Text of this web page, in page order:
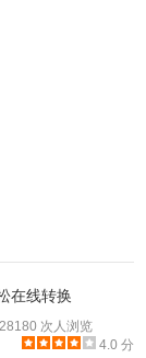
在线转换
28180 次人浏览
4.0 分